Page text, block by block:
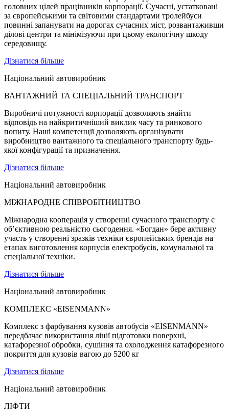
головних цілей працівників корпорації. Сучасні, устатковані
за європейськими та світовими стандартами тролейбуси
повинні запанувати на дорогах сучасних міст, розвантаживши
ділові центри та мінімізуючи при цьому екологічну шкоду
середовищу.
Дізнатися більше
Національний автовиробник
ВАНТАЖНИЙ ТА СПЕЦІАЛЬНИЙ ТРАНСПОРТ
Виробничі потужності корпорації дозволяють знайти
відповідь на найкритичніший виклик часу та ринкового
попиту. Наші компетенції дозволяють організувати
виробництво вантажного та спеціального транспорту будь-
якої конфігурації та призначення.
Дізнатися більше
Національний автовиробник
МІЖНАРОДНЕ СПІВРОБІТНИЦТВО
Міжнародна кооперація у створенні сучасного транспорту є
об’єктивною реальністю сьогодення. «Богдан» бере активну
участь у створенні зразків техніки європейських брендів на
етапах виготовлення корпусів електробусів, комунальної та
спеціальної техніки.
Дізнатися більше
Національний автовиробник
КОМПЛЕКС «EISENMANN»
Комплекс з фарбування кузовів автобусів «EISENMANN»
передбачає використання лінії підготовки поверхні,
катафорезної обробки, сушіння та охолодження катафорезного
покриття для кузовів вагою до 5200 кг
Дізнатися більше
Національний автовиробник
ЛІФТИ